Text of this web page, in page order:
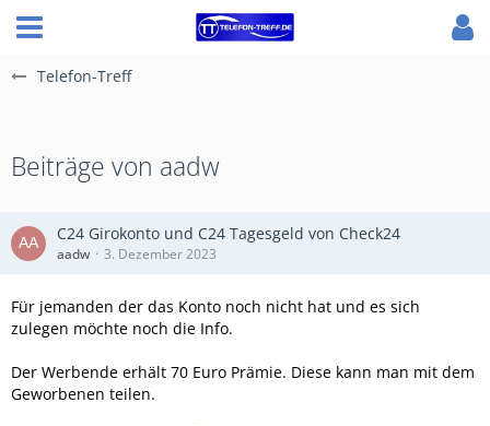
Telefon-Treff
Beiträge von aadw
C24 Girokonto und C24 Tagesgeld von Check24
aadw 3. Dezember 2023
Für jemanden der das Konto noch nicht hat und es sich
zulegen möchte noch die Info.
Der Werbende erhält 70 Euro Prämie. Diese kann man mit dem
Geworbenen teilen.